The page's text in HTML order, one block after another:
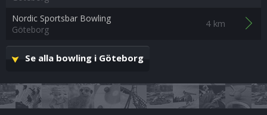
Nordic Sportsbar Bowling
Göteborg
4 km
Se alla bowling i Göteborg